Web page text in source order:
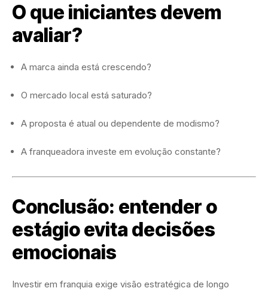
O que iniciantes devem
avaliar?
A marca ainda está crescendo?
O mercado local está saturado?
A proposta é atual ou dependente de modismo?
A franqueadora investe em evolução constante?
Conclusão: entender o
estágio evita decisões
emocionais
Investir em franquia exige visão estratégica de longo